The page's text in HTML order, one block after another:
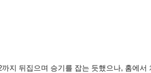
지 뒤집으며 승기를 잡는 듯했으나, 홈에